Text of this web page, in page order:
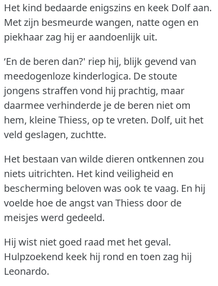
Het kind bedaarde enigszins en keek Dolf aan.
Met zijn besmeurde wangen, natte ogen en
piekhaar zag hij er aandoenlijk uit.
‘En de beren dan?' riep hij, blijk gevend van
meedogenloze kinderlogica. De stoute
jongens straffen vond hij prachtig, maar
daarmee verhinderde je de beren niet om
hem, kleine Thiess, op te vreten. Dolf, uit het
veld geslagen, zuchtte.
Het bestaan van wilde dieren ontkennen zou
niets uitrichten. Het kind veiligheid en
bescherming beloven was ook te vaag. En hij
voelde hoe de angst van Thiess door de
meisjes werd gedeeld.
Hij wist niet goed raad met het geval.
Hulpzoekend keek hij rond en toen zag hij
Leonardo.